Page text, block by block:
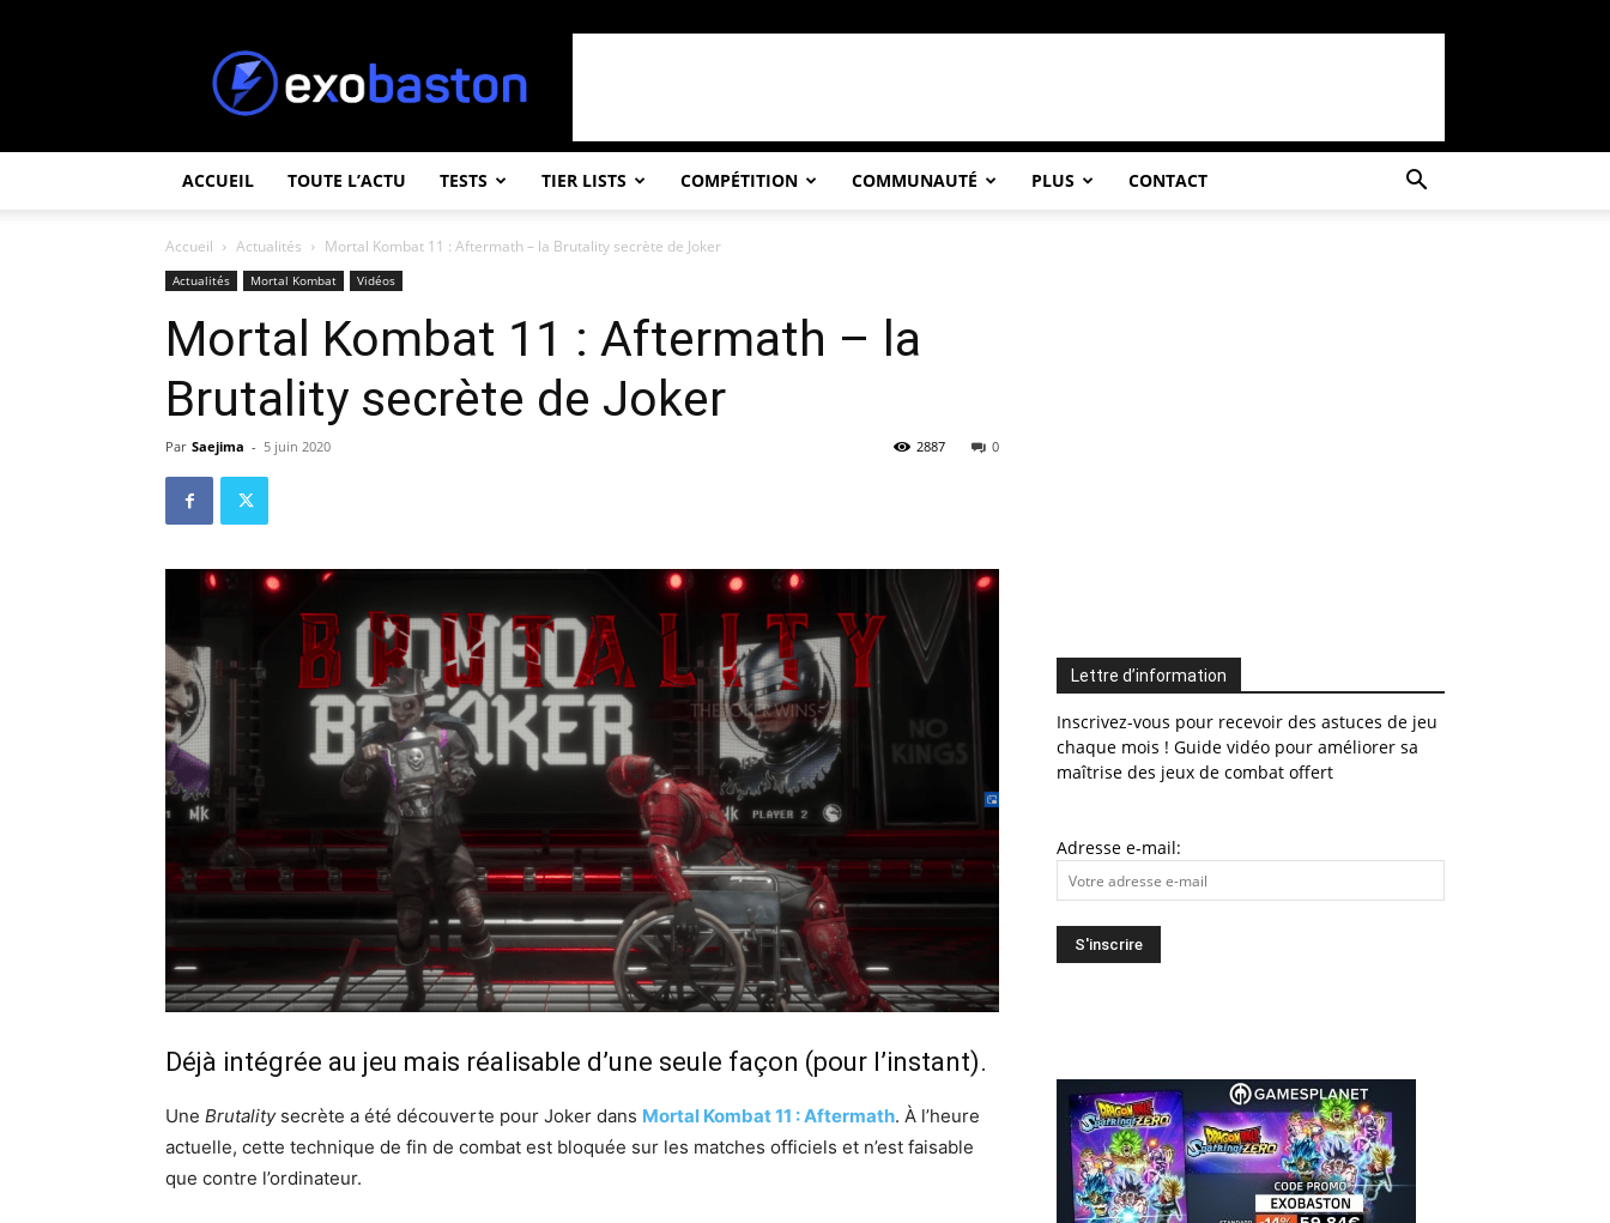
ACCUEIL TOUTE L’ACTU TESTS TIER LISTS COMPÉTITION COMMUNAUTÉ PLUS CONTACT
Accueil Actualités Mortal Kombat 11 : Aftermath – la Brutality secrète de Joker
Actualités Mortal Kombat Vidéos
Mortal Kombat 11 : Aftermath – la
Brutality secrète de Joker
Par Saejima - 5 juin 2020 0
2887
Déjà intégrée au jeu mais réalisable d’une seule façon (pour l’instant).
Une Brutalitysecrète a été découverte pour Joker dans Mortal Kombat 11 : Aftermath. À l’heure
actuelle, cette technique de fin de combat est bloquée sur les matches officiels et n’est faisable
que contre l’ordinateur.
Lettre d’information
Inscrivez-vous pour recevoir des astuces de jeu
chaque mois ! Guide vidéo pour améliorer sa
maîtrise des jeux de combat offert
Adresse e-mail: